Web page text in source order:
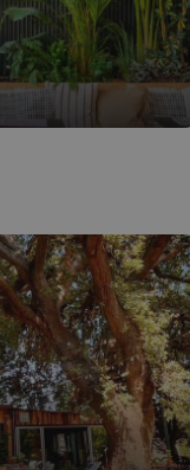
takeOverCookie